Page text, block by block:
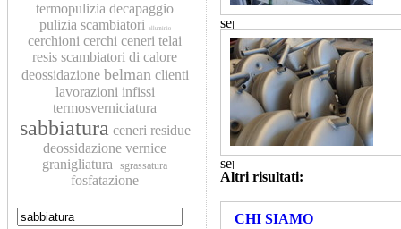
termopulizia decapaggio
pulizia scambiatori
alluminio
cerchioni cerchi ceneri telai
resis scambiatori di calore
deossidazione belman clienti
lavorazioni infissi
termosverniciatura
sabbiatura ceneri residue
deossidazione vernice
granigliatura
sgrassatura
fosfatazione Altri risultati:
CHI SIAMO